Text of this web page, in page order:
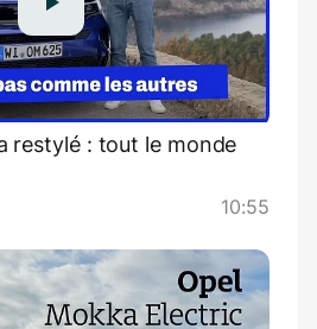
restylé : tout le monde
10:55